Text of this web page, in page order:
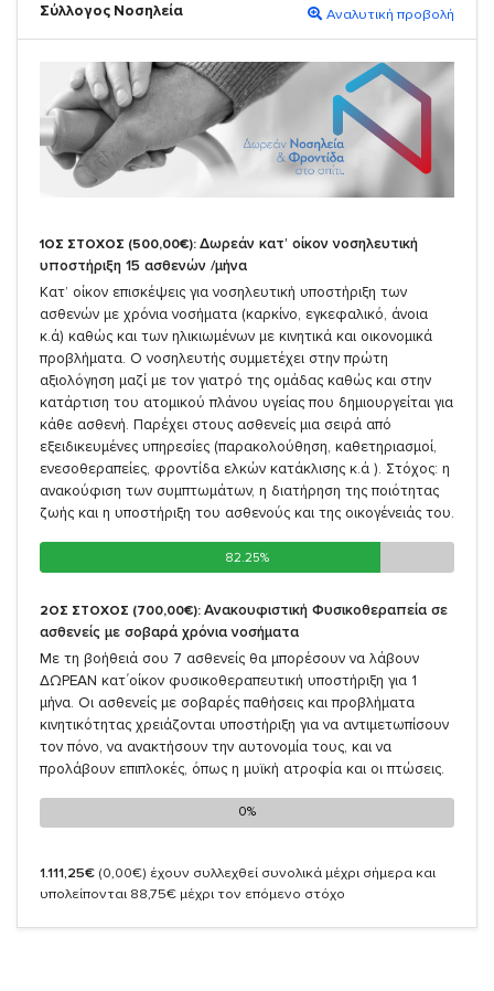
Σύλλογος Νοσηλεία Αναλυτική προβολή
1ΟΣ ΣΤΟΧΟΣ (500,00€): Δωρεάν κατ’ οίκον νοσηλευτική
υποστήριξη 15 ασθενών /μήνα
Κατ’ οίκον επισκέψεις για νοσηλευτική υποστήριξη των
ασθενών με χρόνια νοσήματα (καρκίνο, εγκεφαλικό, άνοια
κ.ά) καθώς και των ηλικιωμένων με κινητικά και οικονομικά
προβλήματα. Ο νοσηλευτής συμμετέχει στην πρώτη
αξιολόγηση μαζί με τον γιατρό της ομάδας καθώς και στην
κατάρτιση του ατομικού πλάνου υγείας που δημιουργείται για
κάθε ασθενή. Παρέχει στους ασθενείς μια σειρά από
εξειδικευμένες υπηρεσίες (παρακολούθηση, καθετηριασμοί,
ενεσοθεραπείες, φροντίδα ελκών κατάκλισης κ.ά ). Στόχος: η
ανακούφιση των συμπτωμάτων, η διατήρηση της ποιότητας
ζωής και η υποστήριξη του ασθενούς και της οικογένειάς του.
82.25%
82.25%
2ΟΣ ΣΤΟΧΟΣ (700,00€): Ανακουφιστική Φυσικοθεραπεία σε
ασθενείς με σοβαρά χρόνια νοσήματα
Με τη βοήθειά σου 7 ασθενείς θα μπορέσουν να λάβουν
ΔΩΡΕΑΝ κατ΄οίκον φυσικοθεραπευτική υποστήριξη για 1
μήνα. Οι ασθενείς με σοβαρές παθήσεις και προβλήματα
κινητικότητας χρειάζονται υποστήριξη για να αντιμετωπίσουν
τον πόνο, να ανακτήσουν την αυτονομία τους, και να
προλάβουν επιπλοκές, όπως η μυϊκή ατροφία και οι πτώσεις.
0%
0%
1.111,25€ (0,00€) έχουν συλλεχθεί συνολικά μέχρι σήμερα και
υπολείπονται 88,75€ μέχρι τον επόμενο στόχο